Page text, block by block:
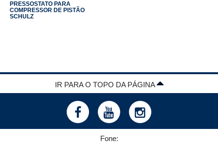
PRESSOSTATO PARA
COMPRESSOR DE PISTÃO
SCHULZ
IR PARA O TOPO DA PÁGINA
Fone: